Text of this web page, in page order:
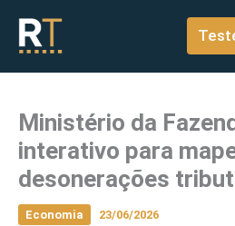
conteúdo
Ministério da
interativo para
desonerações
Economia 23/06/2026